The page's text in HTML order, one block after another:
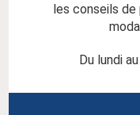
les conseils de
Du lundi